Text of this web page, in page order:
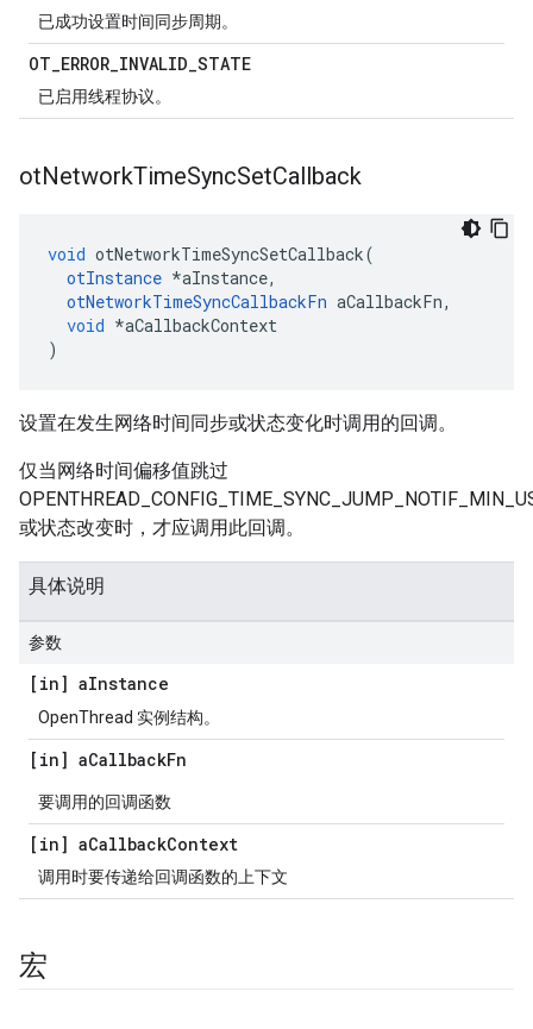
已成功设置时间同步周期。
OT_ERROR_INVALID_STATE
已启用线程协议。
otNetworkTimeSyncSetCallback
void otNetworkTimeSyncSetCallback(
otInstance *aInstance,
otNetworkTimeSyncCallbackFn aCallbackFn,
void *aCallbackContext
)
设置在发生网络时间同步或状态变化时调用的回调。
仅当网络时间偏移值跳过
或状态改变时，才应调用此回调。
具体说明
参数
[in] aInstance
OpenThread 实例结构。
[in] aCallbackFn
要调用的回调函数
[in] aCallbackContext
调用时要传递给回调函数的上下文
宏